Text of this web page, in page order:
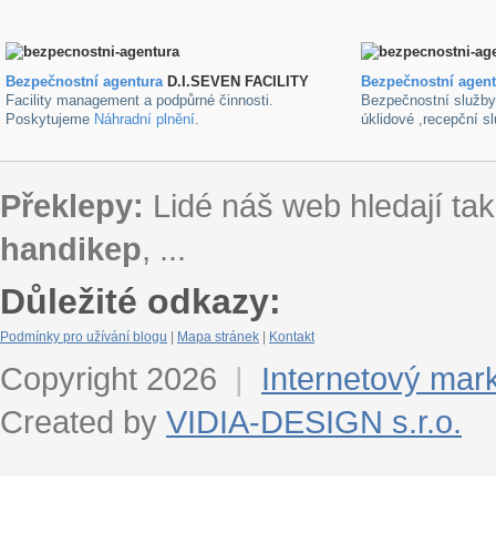
Bezpečnostní agenturaD.I.SEVEN FACILITY
Facility management a podpůrné činnosti.
Poskytujeme Náhradní plnění.
Bezpečnostní
Bezpečnostní
úklidové ,recepční
Překlepy: Lidé náš web hledají
handikep, ...
Důležité odkazy:
Podmínky pro užívání blogu Mapa stránek Kontakt
Copyright 2026 |
Internetový
Created by VIDIA-DESIGN s.r.o.